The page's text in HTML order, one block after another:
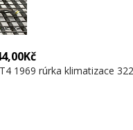
1969 rúrka klimatizace